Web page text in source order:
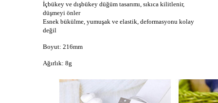
İçbükey ve dışbükey düğüm tasarımı, sıkıca kilitlenir,
düşmeyi önler
Esnek bükülme, yumuşak ve elastik, deformasyonu kolay
değil
Boyut: 216mm
Ağırlık: 8g